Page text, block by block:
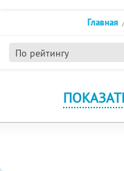
По рейтингу
Главная